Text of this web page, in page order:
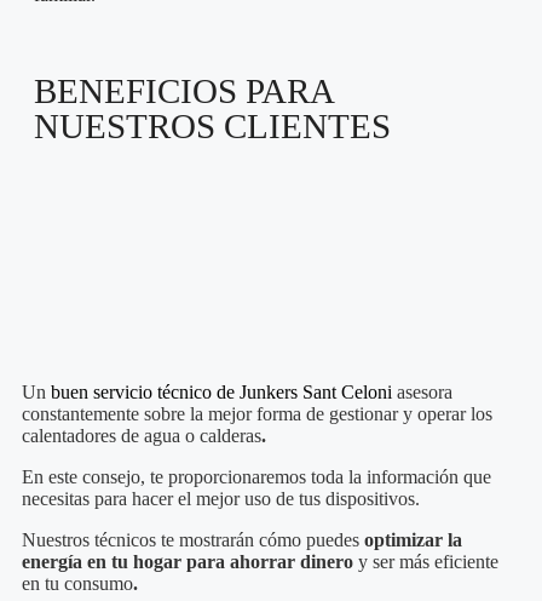
BENEFICIOS PARA
NUESTROS CLIENTES
Un buen servicio técnico de Junkers Sant Celoni asesora
constantemente sobre la mejor forma de gestionar y operar los
calentadores de agua o calderas.
En este consejo, te proporcionaremos toda la información que
necesitas para hacer el mejor uso de tus dispositivos.
Nuestros técnicos te mostrarán cómo puedes optimizar la
energía en tu hogar para ahorrar dinero y ser más eficiente
en tu consumo.